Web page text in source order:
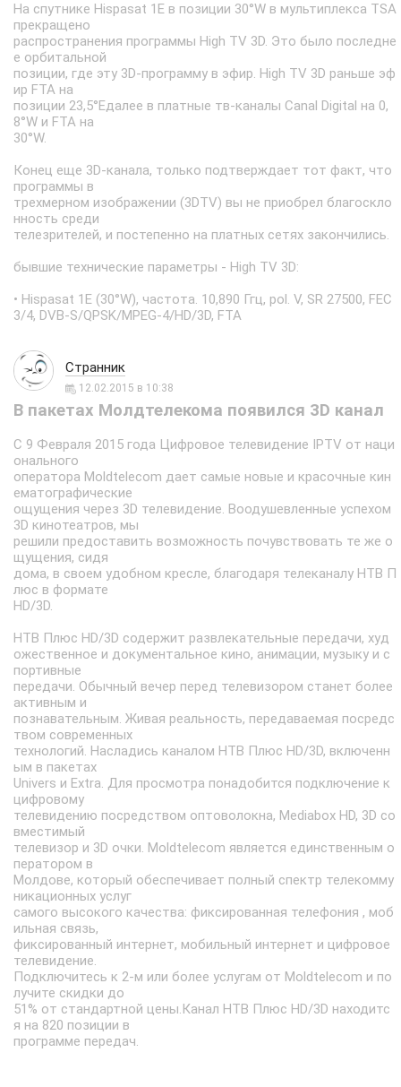
На спутнике Hispasat 1E в позиции 30°W в мультиплекса TSA
прекращено
распространения программы High TV 3D. Это было последне
е орбитальной
позиции, где эту 3D-программу в эфир. High TV 3D раньше эф
ир FTA на
позиции 23,5°Eдалее в платные тв-каналы Canal Digital на 0,
8°W и FTA на
30°W.
Конец еще 3D-канала, только подтверждает тот факт, что
программы в
трехмерном изображении (3DTV) вы не приобрел благоскло
нность среди
телезрителей, и постепенно на платных сетях закончились.
бывшие технические параметры - High TV 3D:
• Hispasat 1E (30°W), частота. 10,890 Ггц, pol. V, SR 27500, FEC
3/4, DVB-S/QPSK/MPEG-4/HD/3D, FTA
Странник
12.02.2015 в 10:38
В пакетах Молдтелекома появился 3D канал
С 9 Февраля 2015 года Цифровое телевидение IPTV от наци
онального
оператора Moldtelecom дает самые новые и красочные кин
ематографические
ощущения через 3D телевидение. Воодушевленные успехом
3D кинотеатров, мы
решили предоставить возможность почувствовать те же о
щущения, сидя
дома, в своем удобном кресле, благодаря телеканалу НТВ П
люс в формате
HD/3D.
НТВ Плюс HD/3D содержит развлекательные передачи, худ
ожественное и документальное кино, анимации, музыку и с
портивные
передачи. Обычный вечер перед телевизором станет более
активным и
познавательным. Живая реальность, передаваемая посредс
твом современных
технологий. Насладись каналом НТВ Плюс HD/3D, включенн
ым в пакетах
Univers и Extra. Для просмотра понадобится подключение к
цифровому
телевидению посредством оптоволокна, Mediabox HD, 3D со
вместимый
телевизор и 3D очки. Moldtelecom является единственным о
ператором в
Молдове, который обеспечивает полный спектр телекомму
никационных услуг
самого высокого качества: фиксированная телефония , моб
ильная связь,
фиксированный интернет, мобильный интернет и цифровое
телевидение.
Подключитесь к 2-м или более услугам от Moldtelecom и по
лучите скидки до
51% от стандартной цены.Канал НТВ Плюс HD/3D находитс
я на 820 позиции в
программе передач.